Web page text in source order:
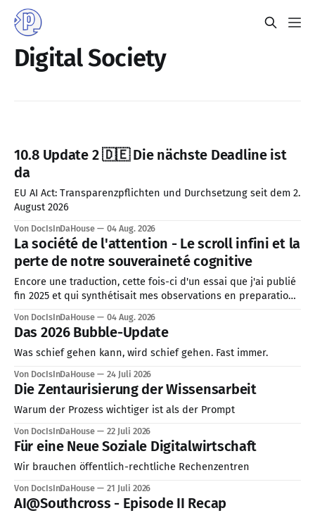
Digital Society
10.8 Update 2 🇩🇪 Die nächste Deadline ist
da
EU AI Act: Transparenzpflichten und Durchsetzung seit dem 2.
August 2026
Von DocIsInDaHouse 04 Aug. 2026
La société de l'attention - Le scroll infini et la
perte de notre souveraineté cognitive
Encore une traduction, cette fois-ci d'un essai que j'ai publié
fin 2025 et qui synthétisait mes observations en preparation
contexte géopolitique mondial actuel est directement lié à
cette problématique de la société de
Von DocIsInDaHouse 04 Aug. 2026
Das 2026 Bubble-Update
Was schief gehen kann, wird schief gehen. Fast immer.
Von DocIsInDaHouse 24 Juli 2026
Die Zentaurisierung der Wissensarbeit
Warum der Prozess wichtiger ist als der Prompt
Von DocIsInDaHouse 22 Juli 2026
Für eine Neue Soziale Digitalwirtschaft
Wir brauchen öffentlich-rechtliche Rechenzentren
Von DocIsInDaHouse 21 Juli 2026
AI@Southcross - Episode II Recap